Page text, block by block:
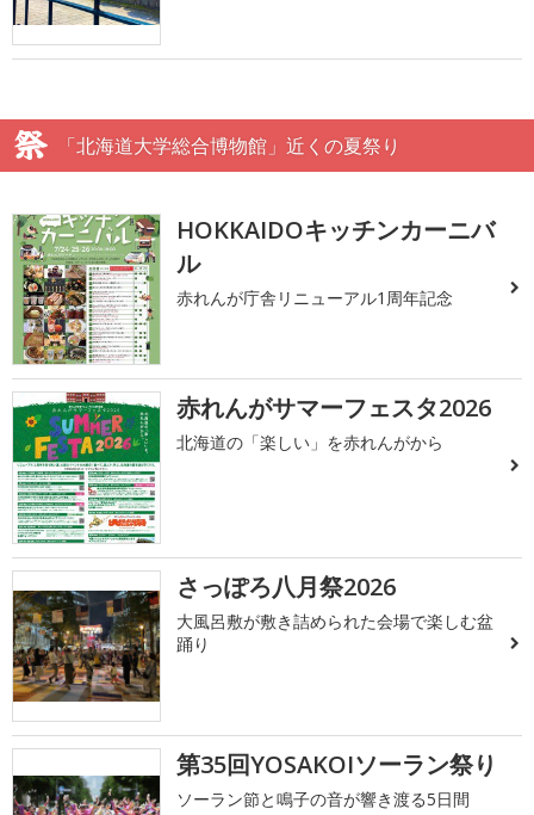
「北海道大学総合博物館」近くの夏祭り
HOKKAIDOキッチンカーニバ
ル
赤れんが庁舎リニューアル1周年記念
赤れんがサマーフェスタ2026
北海道の「楽しい」を赤れんがから
さっぽろ八月祭2026
大風呂敷が敷き詰められた会場で楽しむ盆
踊り
第35回YOSAKOIソーラン祭り
ソーラン節と鳴子の音が響き渡る5日間